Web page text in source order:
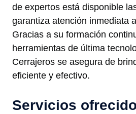
de expertos está disponible
garantiza atención inmediata
Gracias a su formación
herramientas de última
Cerrajeros se asegura de
eficiente y efectivo.
Servicios